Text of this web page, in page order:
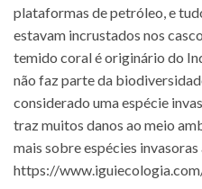
plataformas de petróleo, e
estavam incrustados nos
temido coral é originário do
não faz parte da
considerado uma espécie
traz muitos danos ao meio
mais sobre espécies invasoras
https://